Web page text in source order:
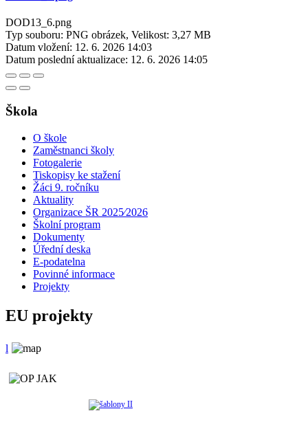
DOD13_6.png
Typ souboru: PNG obrázek, Velikost: 3,27 MB
Datum vložení: 12. 6. 2026 14:03
Datum poslední aktualizace: 12. 6. 2026 14:05
Škola
O škole
Zaměstnanci školy
Fotogalerie
Tiskopisy ke stažení
Žáci 9. ročníku
Aktuality
Organizace ŠR 2025⁄2026
Školní program
Dokumenty
Úřední deska
E-podatelna
Povinné informace
Projekty
EU projekty
l